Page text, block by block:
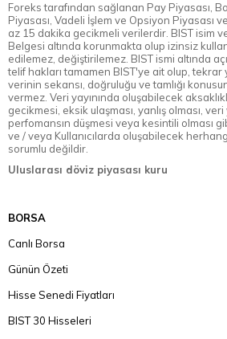
Foreks tarafından sağlanan Pay Piyasası,
Piyasası, Vadeli İşlem ve Opsiyon Piyasası
az 15 dakika gecikmeli verilerdir. BIST isim
Belgesi altında korunmakta olup izinsiz
edilemez, değiştirilemez. BIST ismi altında
telif hakları tamamen BIST'ye ait olup, tekrar
verinin sekansı, doğruluğu ve tamlığı
vermez. Veri yayınında oluşabilecek
gecikmesi, eksik ulaşması, yanlış olması,
perfomansın düşmesi veya kesintili olması
ve / veya Kullanıcılarda oluşabilecek
sorumlu değildir.
Uluslarası döviz piyasası kuru
BORSA
Canlı Borsa
Günün Özeti
Hisse Senedi Fiyatları
BIST 30 Hisseleri